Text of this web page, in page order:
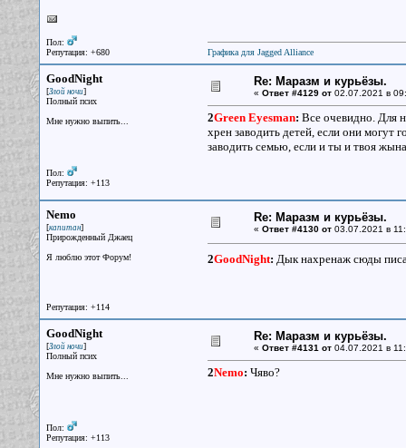
Пол:
Репутация: +680
Графика для Jagged Alliance
GoodNight
[Злой ночи]
Полный псих
Мне нужно выпить...
Пол:
Репутация: +113
Re: Маразм и курьёзы.
« Ответ #4129 от02.07.2021 в
2Green Eyesman: Все очевидно. Для
хрен заводить детей, если они могут
заводить семью, если и ты и твоя
Nemo
[капитан]
Прирожденный Джаец
Я люблю этот Форум!
Репутация: +114
Re: Маразм и курьёзы.
« Ответ #4130 от03.07.2021 в
2GoodNight: Дык нахренаж сюды
GoodNight
[Злой ночи]
Полный псих
Мне нужно выпить...
Пол:
Репутация: +113
Re: Маразм и курьёзы.
« Ответ #4131 от04.07.2021 в
2Nemo: Чяво?